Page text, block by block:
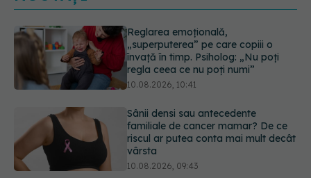
Sânii densi sau antecedente
familiale de cancer mamar? De ce
riscul ar putea conta mai mult decât
vârsta
Nu trebuie să mănânci mai puțin ca
să slăbești? Dieta care reduce cu
30% „energia” din fiecare gram de
mâncare